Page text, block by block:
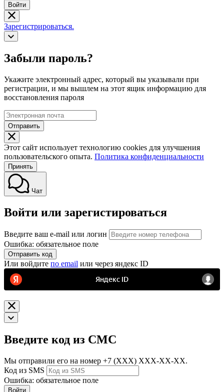
Войти
Зарегистрироваться.
Забыли пароль?
Укажите электронный адрес, который вы указывали при
регистрации, и мы вышлем на этот ящик информацию для
восстановления пароля
Отправить
Этот сайт использует технологию cookies для улучшения
пользовательского опыта. Политика конфиденциальности
Принять
Чат
Войти или зарегистироваться
Введите ваш e-mail или логин
Ошибка: обязательное поле
Отправить код
Или войдите по email или через яндекс ID
Введите код из СМС
Мы отправили его на номер +7 (ХХХ) ХХХ-ХХ-ХХ.
Код из SMS
Ошибка: обязательное поле
Войти